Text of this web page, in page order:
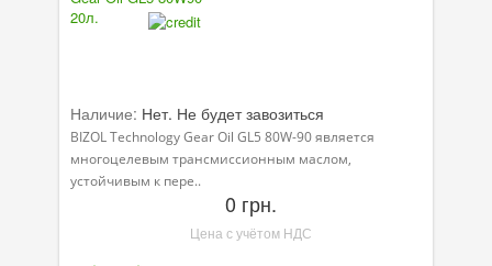
Наличие: Нет. Не будет завозиться
BIZOL Technology Gear Oil GL5 80W-90 является
многоцелевым трансмиссионным маслом,
устойчивым к пере..
0 грн.
Цена с учётом НДС